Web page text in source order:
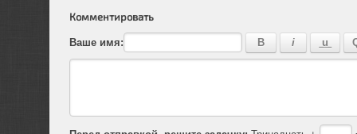
Комментировать
Ваше имя: